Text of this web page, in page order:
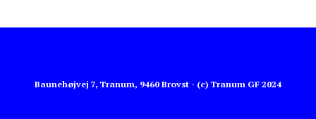
Baunehøjvej 7, Tranum, 9460 Brovst - (c) Tranum GF 2024